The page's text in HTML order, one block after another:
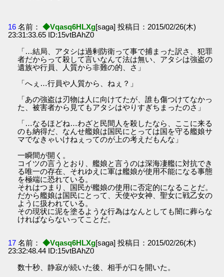
16 名前： ◆Vqasq6HLXg[saga] 投稿日：2015/02/26(木)
23:31:33.65 ID:15vtBAhZ0
「…結局、アタシは過剰防衛って事で捕まった訳さ、犯罪
者だからって殺して言いなんて法は無い、アタシは強盗の
遺族や行員、人質から非難の的、さ」
「へぇ…行員や人質から、ねぇ？」
「あの強盗は刃物は人に向けてたが、誰も傷つけてなかっ
た、被害者から見てもアタシはやりすぎちまったのさ」
「…なるほどね…わざと民間人を殺したなら、ここに来る
のも納得だ、なんせ艦娘は国民にとっては国を守る艦娘サ
マでなきゃいけねぇってのが上の考えだもんな」
一瞬間が開く。
コイツの言うとおり、艦娘と言うのは深海凄艦に対抗でき
る唯一の存在、それゆえに軍は艦娘が使用不能になる事態
を極端に恐れている。
それはつまり、国民が艦娘の使用に否定的になることだ。
だから艦娘は国民にとって、天使や女神、聖女に戦乙女の
ように扱われている。
その現状に泥を塗るような行為はなんとしても闇に葬らな
ければならないってことだ。
17 名前： ◆Vqasq6HLXg[saga] 投稿日：2015/02/26(木)
23:32:48.44 ID:15vtBAhZ0
数十秒、静寂が続いた後、相手が口を開いた。